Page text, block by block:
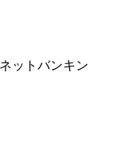
ットバンキン